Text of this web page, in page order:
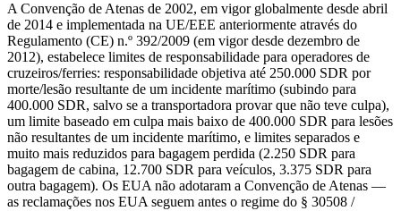
A Convenção de Atenas de 2002, em vigor globalmente desde abril
de 2014 e implementada na UE/EEE anteriormente através do
Regulamento (CE) n.º 392/2009 (em vigor desde dezembro de
2012), estabelece limites de responsabilidade para operadores de
cruzeiros/ferries: responsabilidade objetiva até 250.000 SDR por
morte/lesão resultante de um incidente marítimo (subindo para
400.000 SDR, salvo se a transportadora provar que não teve culpa),
um limite baseado em culpa mais baixo de 400.000 SDR para lesões
não resultantes de um incidente marítimo, e limites separados e
muito mais reduzidos para bagagem perdida (2.250 SDR para
bagagem de cabina, 12.700 SDR para veículos, 3.375 SDR para
outra bagagem). Os EUA não adotaram a Convenção de Atenas —
as reclamações nos EUA seguem antes o regime do § 30508 /